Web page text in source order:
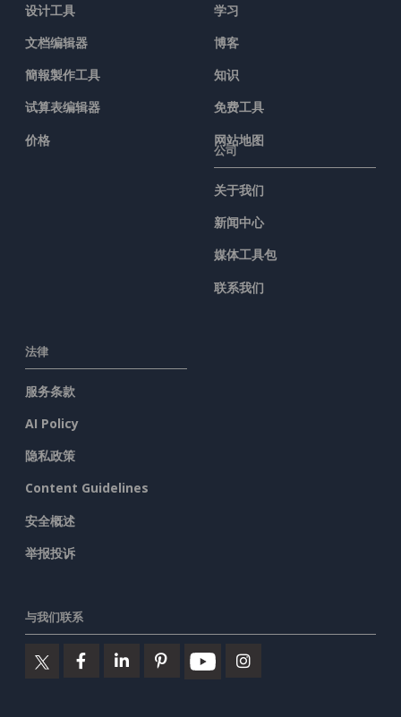
设计工具
文档编辑器
簡報製作工具
试算表编辑器
价格
学习
博客
知识
免费工具
网站地图
公司
关于我们
新闻中心
媒体工具包
联系我们
法律
服务条款
AI Policy
隐私政策
Content Guidelines
安全概述
举报投诉
与我们联系